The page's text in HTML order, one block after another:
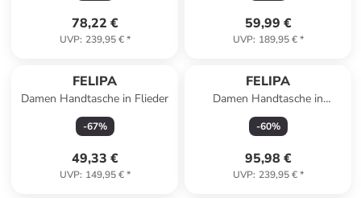
78,22 €
UVP: 239,95 €*
59,99 €
UVP: 189,95 €*
FELIPA
Damen Handtasche in Flieder
-67%
49,33 €
UVP: 149,95 €*
FELIPA
Damen Handtasche in
Hellbeige
-60%
95,98 €
UVP: 239,95 €*